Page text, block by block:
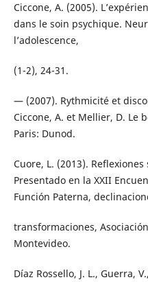
Ciccone, A. (2005).
dans le soin psychique.
l’adolescence,
(1-2), 24-31.
— (2007). Rythmicité et
Ciccone, A. et Mellier, D. Le
Paris: Dunod.
Cuore, L. (2013).
Presentado en la XXII
Función Paterna,
transformaciones,
Montevideo.
Díaz Rossello, J. L., Guerra,